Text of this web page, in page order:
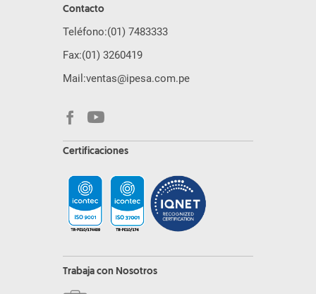
Contacto
Teléfono:(01) 7483333
Fax:(01) 3260419
Mail:ventas@ipesa.com.pe
Certificaciones
Trabaja con Nosotros